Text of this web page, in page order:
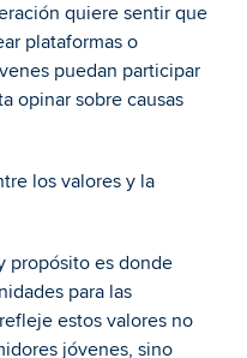
quiere sentir que
plataformas o
puedan participar
opinar sobre causas
los valores y la
propósito es donde
para las
estos valores no
jóvenes, sino